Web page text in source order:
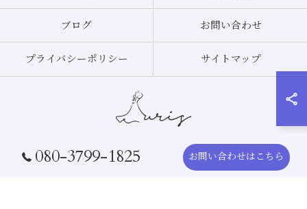
080-3799-1825 お問い合わせはこちら
ブログ お問い合わせ
プライバシーポリシー サイトマップ
© 2026 アパレルのOEMなら合同会社オーリス ALL RIGHTS RESERVED.